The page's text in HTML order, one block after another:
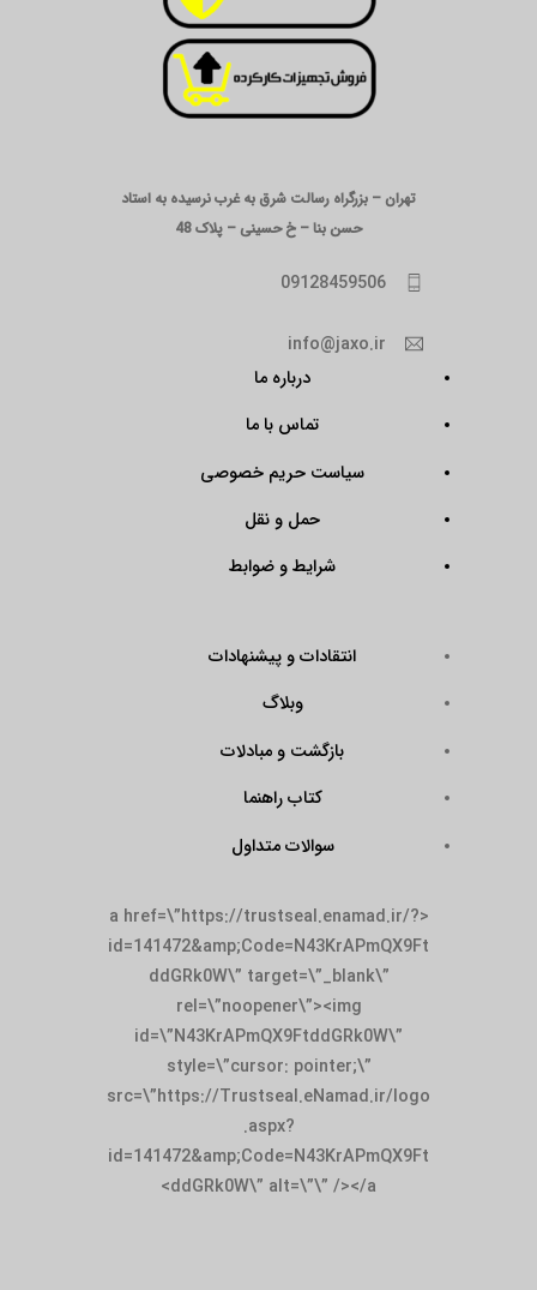
تهران – بزرگراه رسالت شرق به غرب نرسیده به استاد
حسن بنا – خ حسینی – پلاک 48
09128459506
info@jaxo.ir
درباره ما
تماس با ما
سیاست حریم خصوصی
حمل و نقل
شرایط و ضوابط
انتقادات و پیشنهادات
وبلاگ
بازگشت و مبادلات
کتاب راهنما
سوالات متداول
<a href=\”https://trustseal.enamad.ir/?
id=141472&amp;Code=N43KrAPmQX9Ft
ddGRk0W\” target=\”_blank\”
rel=\”noopener\”><img
id=\”N43KrAPmQX9FtddGRk0W\”
style=\”cursor: pointer;\”
src=\”https://Trustseal.eNamad.ir/logo
.aspx?
id=141472&amp;Code=N43KrAPmQX9Ft
ddGRk0W\” alt=\”\” /></a>